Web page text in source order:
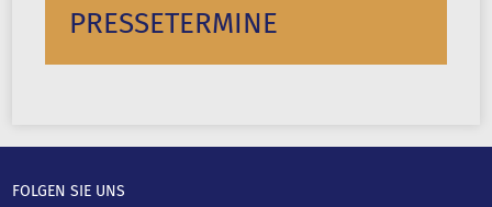
PRESSETERMINE
FOLGEN SIE UNS